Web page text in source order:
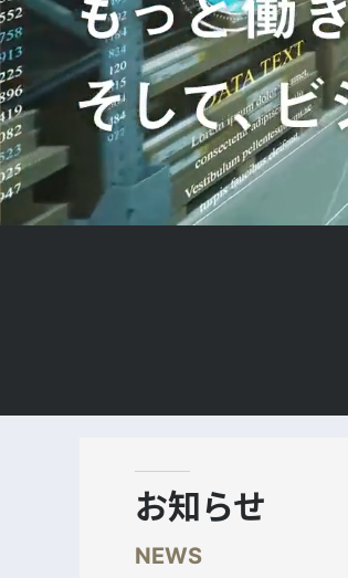
お知らせ
NEWS